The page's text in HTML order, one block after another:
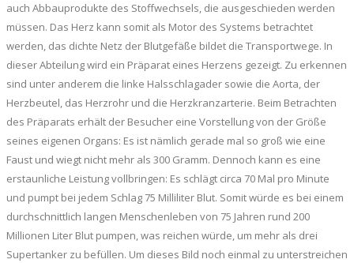
auch Abbauprodukte des Stoffwechsels, die ausgeschieden werden
müssen. Das Herz kann somit als Motor des Systems betrachtet
werden, das dichte Netz der Blutgefäße bildet die Transportwege. In
dieser Abteilung wird ein Präparat eines Herzens gezeigt. Zu erkennen
sind unter anderem die linke Halsschlagader sowie die Aorta, der
Herzbeutel, das Herzrohr und die Herzkranzarterie. Beim Betrachten
des Präparats erhält der Besucher eine Vorstellung von der Größe
seines eigenen Organs: Es ist nämlich gerade mal so groß wie eine
Faust und wiegt nicht mehr als 300 Gramm. Dennoch kann es eine
erstaunliche Leistung vollbringen: Es schlägt circa 70 Mal pro Minute
und pumpt bei jedem Schlag 75 Milliliter Blut. Somit würde es bei einem
durchschnittlich langen Menschenleben von 75 Jahren rund 200
Millionen Liter Blut pumpen, was reichen würde, um mehr als drei
Supertanker zu befüllen. Um dieses Bild noch einmal zu unterstreichen